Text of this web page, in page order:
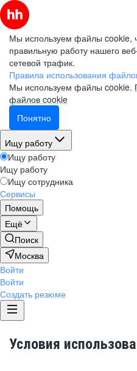
Мы используем файлы cookie,
правильную работу нашего
сетевой трафик.
Правила использования
Мы используем файлы cookie.
файлов cookie
Понятно
Ищу работу
Ищу работу
Ищу работу
Ищу сотрудника
Сервисы
Помощь
Ещё
Поиск
Москва
Войти
Войти
Создать резюме
Условия